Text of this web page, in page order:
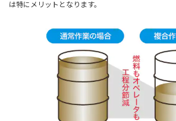
は特にメリットとなります。